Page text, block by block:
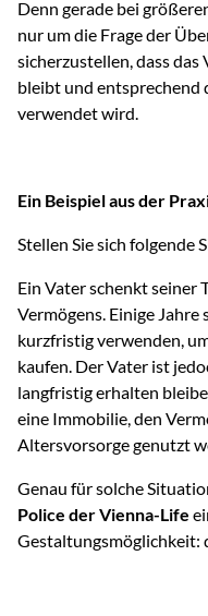
Denn gerade bei
nur um die Frage der
sicherzustellen, dass
bleibt und entsprechend
verwendet wird.
Ein Beispiel aus der
Stellen Sie sich folgende
Ein Vater schenkt seiner
Vermögens. Einige Jahre
kurzfristig verwenden,
kaufen. Der Vater ist
langfristig erhalten
eine Immobilie, den
Altersvorsorge genutzt
Genau für solche
Police der Vienna-Life
Gestaltungsmöglichkeit: